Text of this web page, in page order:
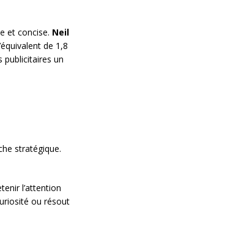
et concise. Neil
de 1,8
publicitaires un
stratégique.
l’attention
ou résout